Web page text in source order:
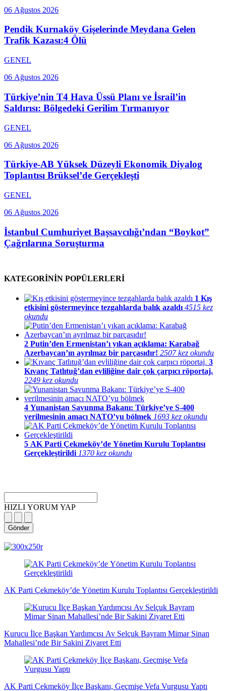
06 Ağustos 2026
Pendik Kurnaköy Gişelerinde Meydana Gelen
Trafik Kazası:4 Ölü
GENEL
06 Ağustos 2026
Türkiye’nin T4 Hava Üssü Planı ve İsrail’in
Saldırısı: Bölgedeki Gerilim Tırmanıyor
GENEL
06 Ağustos 2026
Türkiye-AB Yüksek Düzeyli Ekonomik Diyalog
Toplantısı Brüksel’de Gerçekleşti
GENEL
06 Ağustos 2026
İstanbul Cumhuriyet Başsavcılığı’ndan “Boykot”
Çağrılarına Soruşturma
KATEGORİNİN POPÜLERLERİ
1 Kış
etkisini göstermeyince tezgahlarda balık azaldı 4515 kez
okundu
2 Putin’den Ermenistan’ı yıkan açıklama: Karabağ
Azerbaycan’ın ayrılmaz bir parçasıdır! 2507 kez okundu
3
Kıvanç Tatlıtuğ’dan evliliğine dair çok çarpıcı röportaj.
2249 kez okundu
4 Yunanistan Savunma Bakanı: Türkiye’ye S-400
verilmesinin amacı NATO’yu bölmek 1693 kez okundu
5 AK Parti Çekmeköy’de Yönetim Kurulu Toplantısı
Gerçekleştirildi 1370 kez okundu
HIZLI YORUM YAP
Gönder
haberleri
haberleri
haberleri
dakika
haberleri
dakika
haberleri
dakika
haberleri
haberler
haberler
haberleri
haberleri
haberleri
AK Parti Çekmeköy’de Yönetim Kurulu Toplantısı Gerçekleştirildi
Kurucu İlçe Başkan Yardımcısı Av Selçuk Bayram Mimar Sinan
Mahallesi’nde Bir Sakini Ziyaret Etti
AK Parti Çekmeköy İlçe Başkanı, Geçmişe Vefa Vurgusu Yaptı